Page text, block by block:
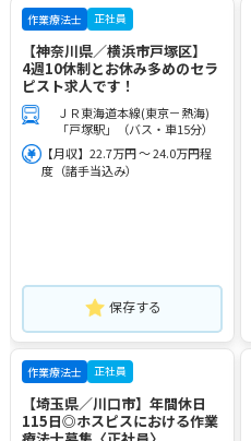
作業療法士 正社員
【神奈川県／横浜市戸塚区】
4週10休制とお休み多めのセラ
ピスト求人です！
ＪＲ東海道本線(東京－熱海)
「戸塚駅」（バス・車15分）
【月収】22.7万円 ～ 24.0万円程
度（諸手当込み）
保存する
作業療法士 正社員
【埼玉県／川口市】年間休日
115日◎ホスピスにおける作業